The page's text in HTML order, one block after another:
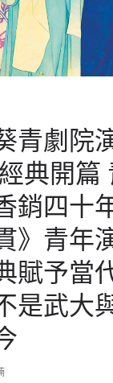
青劇院
典開篇
銷四十
》青年
賦予當
是武大